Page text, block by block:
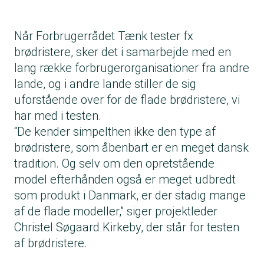
Når Forbrugerrådet Tænk tester fx
brødristere, sker det i samarbejde med en
lang række forbrugerorganisationer fra andre
lande, og i andre lande stiller de sig
uforstående over for de flade brødristere, vi
har med i testen.
“De kender simpelthen ikke den type af
brødristere, som åbenbart er en meget dansk
tradition. Og selv om den opretstående
model efterhånden også er meget udbredt
som produkt i Danmark, er der stadig mange
af de flade modeller,” siger projektleder
Christel Søgaard Kirkeby, der står for testen
af brødristere.